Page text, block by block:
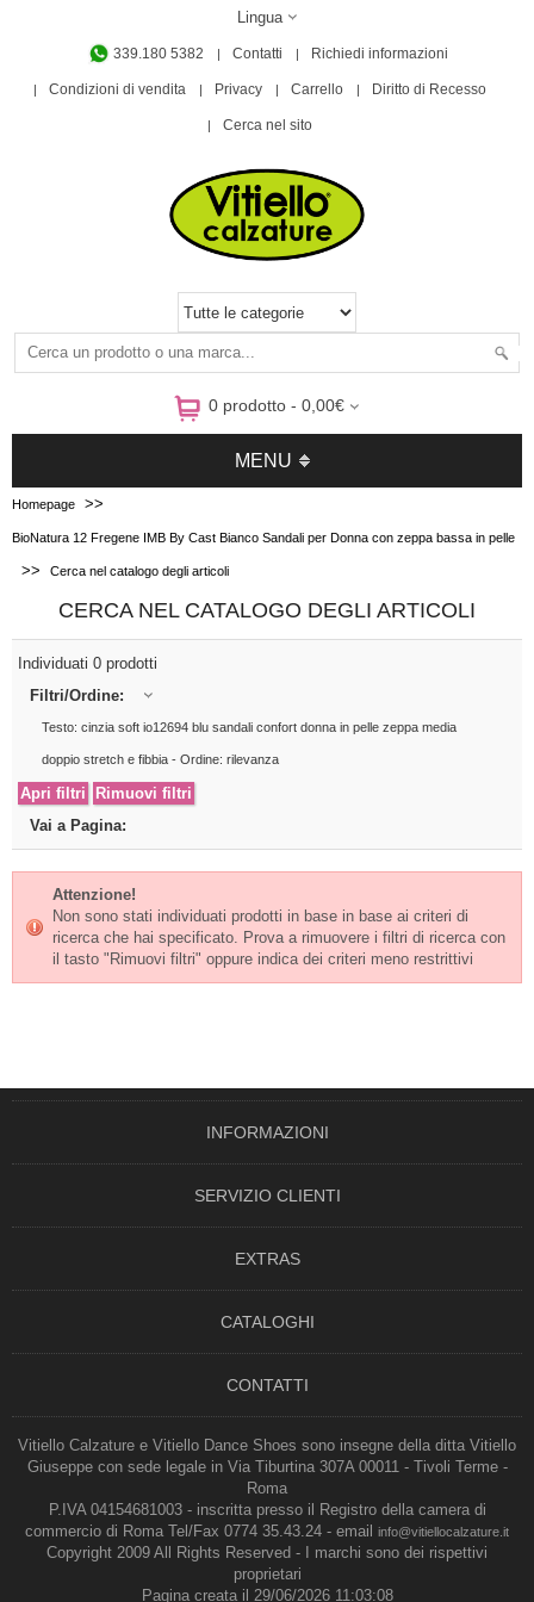
Lingua
339.180 5382 Contatti Richiedi informazioni
Condizioni di vendita Privacy Carrello Diritto di Recesso
Cerca nel sito
0 prodotto - 0,00€
MENU
Homepage >>
BioNatura 12 Fregene IMB By Cast Bianco Sandali per Donna con zeppa bassa in pelle
>> Cerca nel catalogo degli articoli
CERCA NEL CATALOGO DEGLI ARTICOLI
Individuati 0 prodotti
Filtri/Ordine:
Testo: cinzia soft io12694 blu sandali confort donna in pelle zeppa media
doppio stretch e fibbia - Ordine: rilevanza
Vai a Pagina:
Attenzione!
Non sono stati individuati prodotti in base in base ai criteri di
ricerca che hai specificato. Prova a rimuovere i filtri di ricerca con
il tasto "Rimuovi filtri" oppure indica dei criteri meno restrittivi
INFORMAZIONI
SERVIZIO CLIENTI
EXTRAS
CATALOGHI
CONTATTI
Vitiello Calzature e Vitiello Dance Shoes sono insegne della ditta Vitiello
Giuseppe con sede legale in Via Tiburtina 307A 00011 - Tivoli Terme -
Roma
P.IVA 04154681003 - inscritta presso il Registro della camera di
commercio di Roma Tel/Fax 0774 35.43.24 - email
info@vitiellocalzature.it
Copyright 2009 All Rights Reserved - I marchi sono dei rispettivi
proprietari
Pagina creata il 29/06/2026 11:03:08